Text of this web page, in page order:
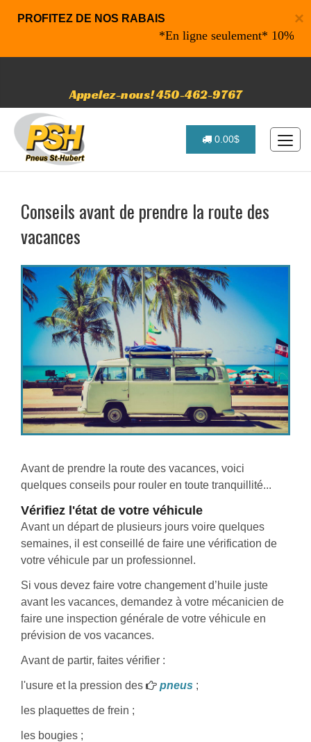
×
PROFITEZ DE NOS RABAIS
*En ligne seulement* 10% de
Appelez-nous! 450-462-9767
0.00$
Conseils avant de prendre la route des
vacances
Avant de prendre la route des vacances, voici
quelques conseils pour rouler en toute tranquillité...
Vérifiez l'état de votre véhicule
Avant un départ de plusieurs jours voire quelques
semaines, il est conseillé de faire une vérification de
votre véhicule par un professionnel.
Si vous devez faire votre changement d’huile juste
avant les vacances, demandez à votre mécanicien de
faire une inspection générale de votre véhicule en
prévision de vos vacances.
Avant de partir, faites vérifier :
l'usure et la pression des pneus ;
les plaquettes de frein ;
les bougies ;